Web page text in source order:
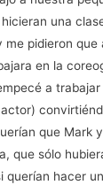
una
pidieron que
en la
a
que Mark
que sólo
querían hacer